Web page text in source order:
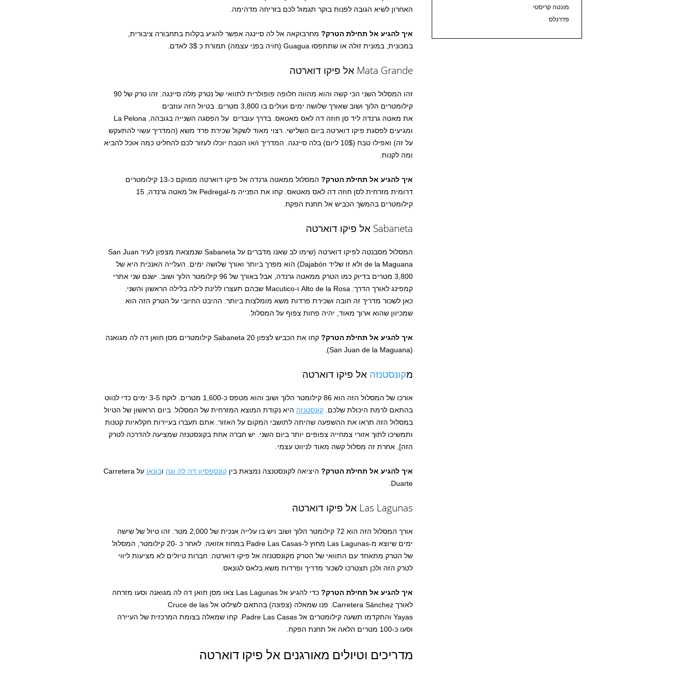
האחרון לשיא הגובה לפנות בוקר תגמול לכם בזריחה מדהימה.
איך להגיע אל תחילת הטרק? מחרבוקאה אל לה סיינגה אפשר להגיע בקלות בתחבורה ציבורית,
במכונית, במונית זולה או שתתפסו Guagua (חויה בפני עצמה) תמורת כ 3$ לאדם.
Mata Grande אל פיקו דוארטה
זהו המסלול השני הכי קשה והוא מהווה חלופה פופולרית לתוואי של נטרק מלה סיינגה. זהו טרק של 90
קילומטרים הלוך ושוב שאורך שלושה ימים ועולים בו 3,800 מטרים. בטיול הזה עוזבים
את מאטה גרנדה ליד סן חוזה דה לאס מאטאס. בדרך עוברים על הפסגה השנייה בגובהה, La Pelona
ומגיעים לפסגת פיקו דוארטה ביום השלישי. רצוי מאוד לשקול שכירת פרד משא (המדריך עשוי להתעקש
על זה) ואפילו טבח (10$ ליום) בלה סיינגה. המדריך ו/או הטבח יוכלו לעזור לכם להחליט כמה אוכל להביא
ומה לקנות.
איך להגיע אל תחילת הטרק?
המסלול ממאטה גרנדה אל פיקו דוארטה ממוקם כ-13 קילומטרים
דרומית מזרחית לסן חוזה דה לאס מאטאס. קחו את הפנייה מ-Pedregal אל מאטה גרנדה, 15
קילומטרים בהמשך הכביש אל תחנת הפקח.
Sabaneta אל פיקו דוארטה
המסלול מסבנטה לפיקו דוארטה (שימו לב שאנו מדברים על Sabaneta שנמצאת מצפון לעיר San Juan
de la Maguana ולא זו שליד Dajabón) הוא מפרך ביותר ואורך שלושה ימים. העלייה האנכית היא של
3,800 מטרים בדיוק כמו הטרק ממאטה גרנדה, אבל באורך של 96 קילומטר הלוך ושוב. ישנם שני אתרי
קמפינג לאורך הדרך: Alto de la Rosa ו-Macutico שבהם תעצרו ללינת לילה בלילה הראשון והשני.
כאן לשכור מדריך זה חובה ושכירת פרדות משא מומלצות ביותר. ההיבט החיובי על הטרק הזה הוא
שמכיוון שהוא ארוך מאוד, יהיה פחות צפוף על המסלול.
איך להגיע אל תחילת הטרק?
קחו את הכביש לצפון Sabaneta 20 קילומטרים מסן חואן דה לה מגואנה
(San Juan de la Maguana).
מקונסטנזה אל פיקו דוארטה
אורכו של המסלול הזה הוא 86 קילומטר הלוך ושוב והוא מטפס כ-1,600 מטרים. לוקח 3-5 ימים כדי לנווט
בהתאם לרמת היכולת שלכם.קונסטנזה היא נקודת המוצא המזרחית של המסלול. ביום הראשון של הטיול
במסלול הזה תראו את ההשפעה שהיתה לתושבי המקום על האזור. אתם תעברו בעיירות חקלאיות קטנות
ותמשיכו לתוך אזורי צמחייה צפופים יותר ביום השני. יש חברה אחת בקונסטנזה שמציעה להדרכה לטרק
הזה], אחרת זה מסלול קשה מאוד לניווט עצמי.
איך להגיע אל תחילת הטרק? היציאה לקונסטנצה נמצאת ביןקונספסיון דה לה וגה ובונאו
על Carretera
Duarte.
Las Lagunas אל פיקו דוארטה
אורך המסלול הזה הוא 72 קילומטר הלוך ושוב ויש בו עלייה אנכית של 2,000 מטר. זהו טיול של שישה
ימים שיוצא מ-Las Lagunas מחוץ ל-Padre Las Casas במחוז אזואה. לאחר כ -20 קילומטר, המסלול
של הטרק מתאחד עם התוואי של הטרק מקונסטנזה אל פיקו דוארטה. חברות טיולים לא מציעות ליווי
לטרק הזה ולכן תצטרכו לשכור מדריך ופרדות משא בלאס לגונאס.
איך להגיע אל תחילת הטרק?
כדי להגיע אל Las Lagunas צאו מסן חואן דה לה מגואנה וסעו מזרחה
לאורך Carretera Sánchez. פנו שמאלה (צפונה) בהתאם לשילוט אל Cruce de las
Yayas והתקדמו תשעה קילומטרים אל Padre Las Casas. קחו שמאלה בצומת המרכזית של העיירה
וסעו כ-100 מטרים הלאה אל תחנת הפקח.
מדריכים וטיולים מאורגנים אל פיקו דוארטה
מונטה קריסטי
פדרנלס